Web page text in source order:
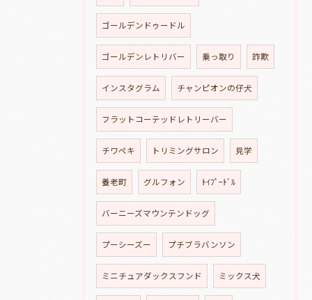
ゴールデンドゥードル
ゴールデンレトリバー 乗っ取り 詐欺
インスタグラム チャンピオンの仔犬
フラットコーテッドレトリーバー
チワペキ トリミングサロン 見学
養老町 グルフォン ﾄｲﾌﾟｰﾄﾞﾙ
バーニーズマウンテンドッグ
プーシーズー プチブラバンソン
ミニチュアダックスフンド ミックス犬